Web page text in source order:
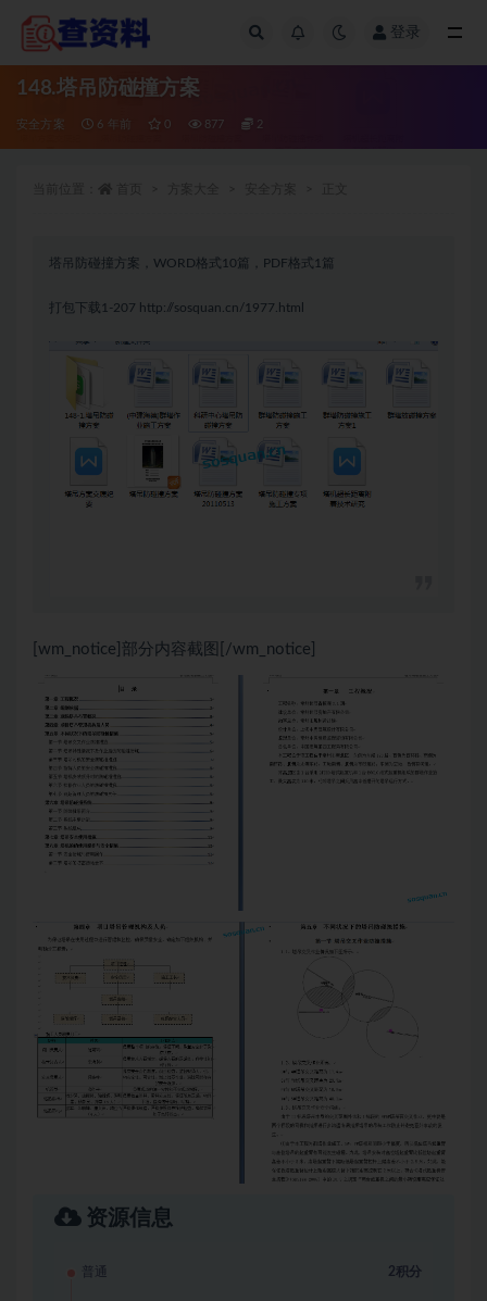
登录
148.塔吊防碰撞方案
安全方案 6 年前 0 877 2
塔吊防碰撞方案，WORD格式10篇，PDF格式1篇
打包下载1-207 http://sosquan.cn/1977.html
[wm_notice]部分内容截图[/wm_notice]
资源信息
普通 2积分